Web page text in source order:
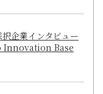
企業インタビュー
Innovation Base